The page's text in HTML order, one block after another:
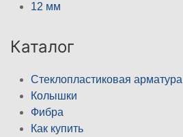
12 мм
Каталог
Стеклопластиковая арматура
Колышки
Фибра
Как купить